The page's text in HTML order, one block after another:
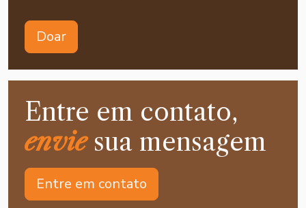
Doar
Entre em contato,
enviesua mensagem
Entre em contato